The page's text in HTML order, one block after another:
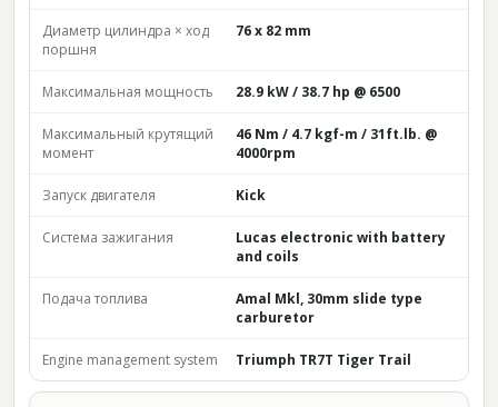
Диаметр цилиндра × ход
поршня
76 x 82 mm
Максимальная мощность 28.9 kW / 38.7 hp @ 6500
Максимальный крутящий
момент
46 Nm / 4.7 kgf-m / 31ft.lb. @
4000rpm
Запуск двигателя Kick
Система зажигания
Lucas electronic with battery
and coils
Подача топлива
Amal Mkl, 30mm slide type
carburetor
Engine management system Triumph TR7T Tiger Trail